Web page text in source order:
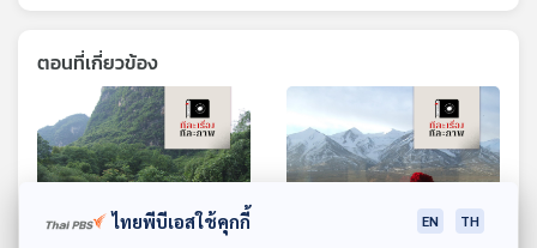
ตอนที่เกี่ยวข้อง
ไทยพีบีเอสใช้คุกกี้ EN TH